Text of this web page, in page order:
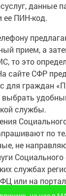
данные
ее ПИН-код.
прием, а
то это
сайте СФР
для граждан
службы.
по
не
службах
или на
Отделением